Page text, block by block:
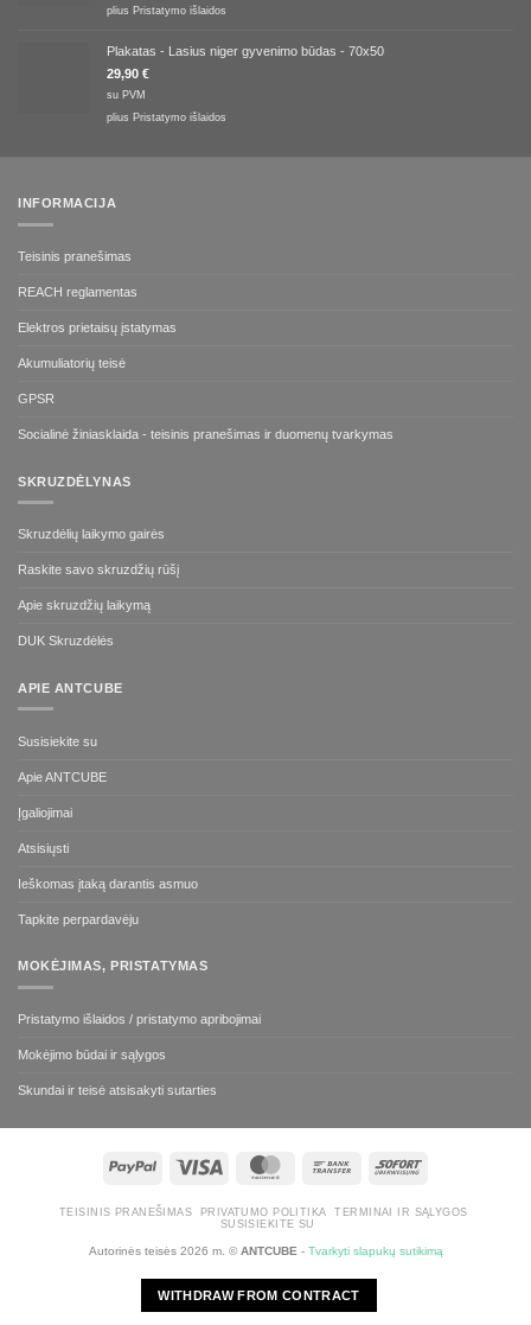
plius Pristatymo išlaidos
Plakatas - Lasius niger gyvenimo būdas - 70x50
29,90 €
su PVM
plius Pristatymo išlaidos
INFORMACIJA
Teisinis pranešimas
REACH reglamentas
Elektros prietaisų įstatymas
Akumuliatorių teisė
GPSR
Socialinė žiniasklaida - teisinis pranešimas ir duomenų tvarkymas
SKRUZDĖLYNAS
Skruzdėlių laikymo gairės
Raskite savo skruzdžių rūšį
Apie skruzdžių laikymą
DUK Skruzdėlės
APIE ANTCUBE
Susisiekite su
Apie ANTCUBE
Įgaliojimai
Atsisiųsti
Ieškomas įtaką darantis asmuo
Tapkite perpardavėju
MOKĖJIMAS, PRISTATYMAS
Pristatymo išlaidos / pristatymo apribojimai
Mokėjimo būdai ir sąlygos
Skundai ir teisė atsisakyti sutarties
"PayPal" MasterCard
Bank
Sofort
TEISINIS PRANEŠIMAS PRIVATUMO POLITIKA
TERMINAI IR SĄLYGOS
SUSISIEKITE SU
Autorinės teisės 2026 m. ©ANTCUBE - Tvarkyti slapukų sutikimą
WITHDRAW FROM CONTRACT